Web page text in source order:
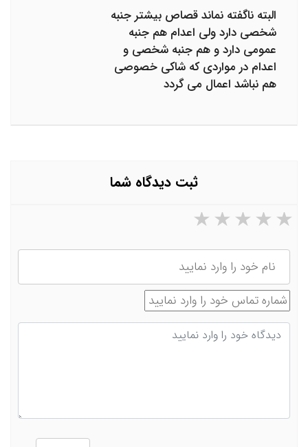
البته ناگفته نماند قصاص بیشتر جنبه
شخصی دارد ولی اعدام هم جنبه
عمومی دارد و هم جنبه شخصی و
اعدام در مواردی که شاکی خصوصی
هم نباشد اعمال می گردد
ثبت دیدگاه شما
۵ ستاره از ۵ ۴ ستاره از ۵ ۳ ستاره از ۵ ۲ ستاره از ۵
نام
شماره تماس
دیدگاه